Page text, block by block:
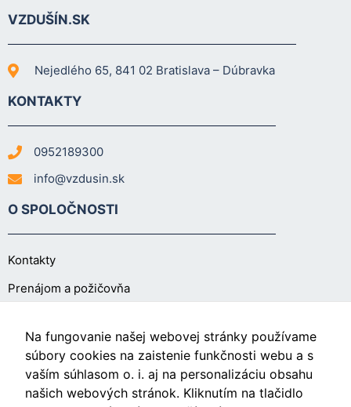
VZDUŠÍN.SK
Nejedlého 65, 841 02 Bratislava – Dúbravka
KONTAKTY
0952189300
info@vzdusin.sk
O SPOLOČNOSTI
Kontakty
Prenájom a požičovňa
O NÁKUPE
Obchodné podmienky
Na fungovanie našej webovej stránky používame
súbory cookies na zaistenie funkčnosti webu a s
vaším súhlasom o. i. aj na personalizáciu obsahu
našich webových stránok. Kliknutím na tlačidlo